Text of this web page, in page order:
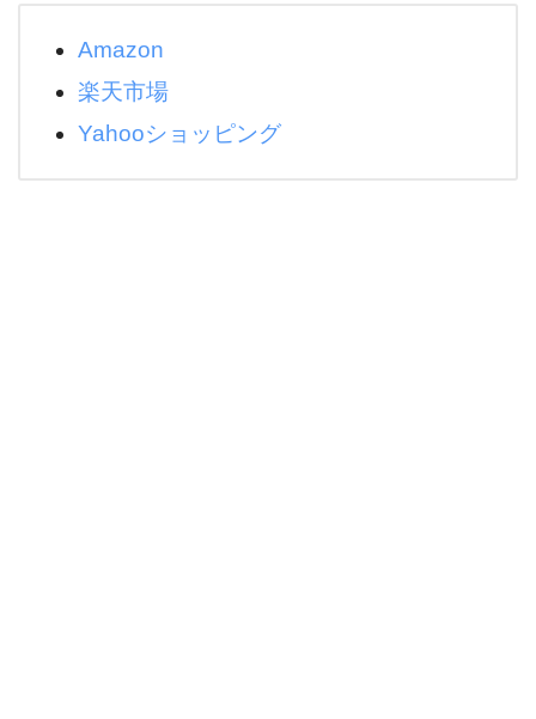
Amazon
楽天市場
Yahooショッピング